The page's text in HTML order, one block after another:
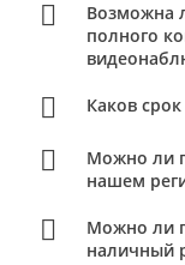
Возможна
полного
Каков
Можно ли
нашем
Можно ли
наличный